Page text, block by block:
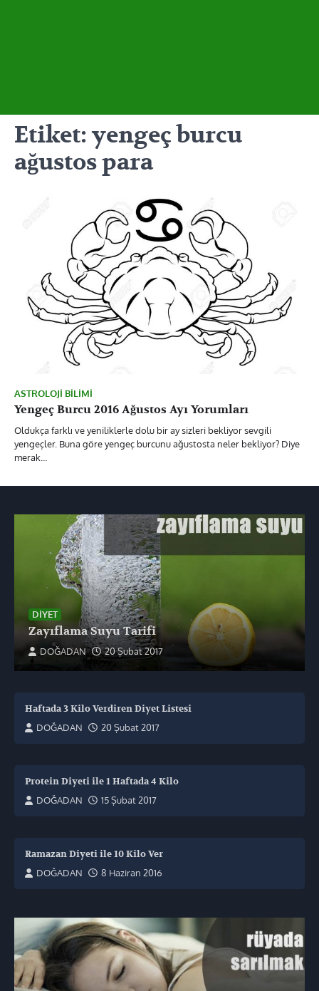
Etiket:yengeç burcu
ağustos para
ASTROLOJI BILIMI
Yengeç Burcu 2016 Ağustos Ayı Yorumları
Oldukça farklı ve yeniliklerle dolu bir ay sizleri bekliyor sevgili
yengeçler. Buna göre yengeç burcunu ağustosta neler bekliyor? Diye
merak…
DIYET
Zayıflama Suyu Tarifi
DOĞADAN 20 Şubat 2017
Haftada 3 Kilo Verdiren Diyet Listesi
DOĞADAN
20 Şubat 2017
Protein Diyeti ile 1 Haftada 4 Kilo
DOĞADAN
15 Şubat 2017
Ramazan Diyeti ile 10 Kilo Ver
DOĞADAN
8 Haziran 2016